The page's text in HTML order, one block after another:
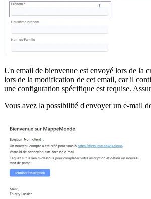
Un email de bienvenue est envoyé lors de la
lors de la modification de cet email, car il
une configuration spécifique est requise.
Vous avez la possibilité d'envoyer un e-mail